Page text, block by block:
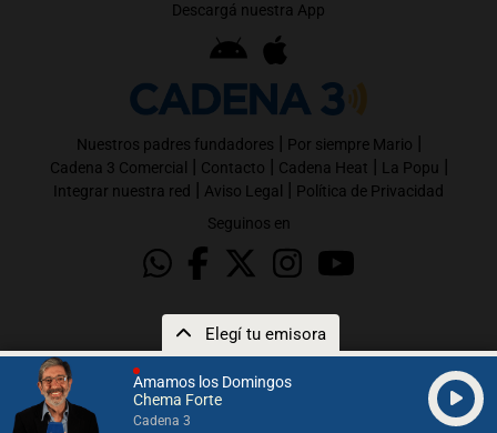
Amamos los Domingos
Chema Forte
Cadena 3
Elegí tu emisora
Descargá nuestra App
Nuestros padres fundadores | Por siempre Mario |
Cadena 3 Comercial | Contacto | Cadena Heat | La Popu |
Integrar nuestra red | Aviso Legal | Política de Privacidad
Seguinos en